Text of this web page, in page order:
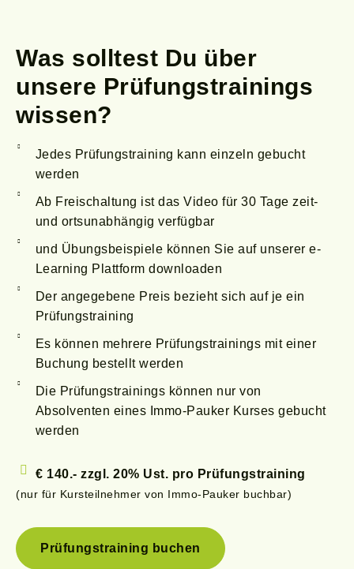
Was solltest Du über
unsere Prüfungstrainings
wissen?
Jedes Prüfungstraining kann einzeln gebucht
werden
Ab Freischaltung ist das Video für 30 Tage zeit-
und ortsunabhängig verfügbar
und Übungsbeispiele können Sie auf unserer e-
Learning Plattform downloaden
Der angegebene Preis bezieht sich auf je ein
Prüfungstraining
Es können mehrere Prüfungstrainings mit einer
Buchung bestellt werden
Die Prüfungstrainings können nur von
Absolventen eines Immo-Pauker Kurses gebucht
werden
€ 140.- zzgl. 20% Ust. pro Prüfungstraining
(nur für Kursteilnehmer von Immo-Pauker buchbar)
Prüfungstraining buchen